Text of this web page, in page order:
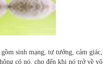
sinh mạng, tư tưởng, cảm giác,
có nó, cho đến khi nó trở về vô